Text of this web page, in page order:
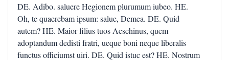
DE. Adibo. saluere Hegionem plurumum iubeo. HE.
Oh, te quaerebam ipsum: salue, Demea. DE. Quid
autem? HE. Maior filius tuos Aeschinus, quem
adoptandum dedisti fratri, ueque boni neque liberalis
functus officiumst uiri. DE. Quid istuc est? HE. Nostrum